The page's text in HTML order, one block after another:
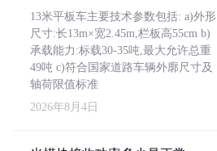
13米平板车主要技术参数包括: a)外形
尺寸:长13m×宽2.45m,栏板高55cm b)
承载能力:标载30-35吨,最大允许总重
49吨 c)符合国家道路车辆外廓尺寸及
轴荷限值标准
2026年8月4日